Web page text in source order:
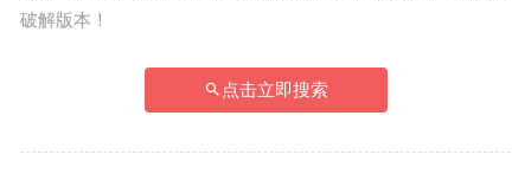
破解版本！
点击立即搜索